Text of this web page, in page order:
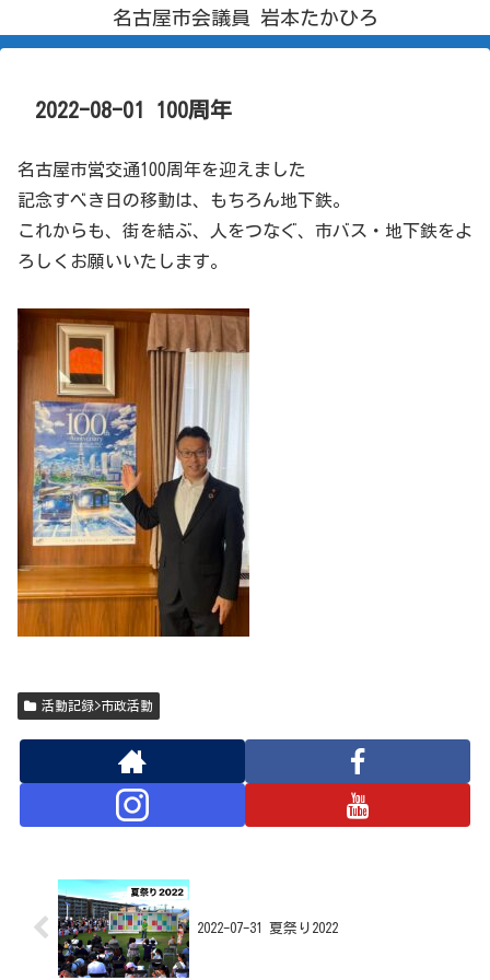
名古屋市会議員 岩本たかひろ
2022-08-01 100周年
名古屋市営交通100周年を迎えました
記念すべき日の移動は、もちろん地下鉄。
これからも、街を結ぶ、人をつなぐ、市バス・地下鉄をよ
ろしくお願いいたします。
活動記録>市政活動
2022-07-31 夏祭り2022